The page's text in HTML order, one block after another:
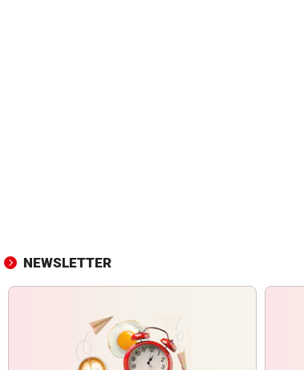
NEWSLETTER